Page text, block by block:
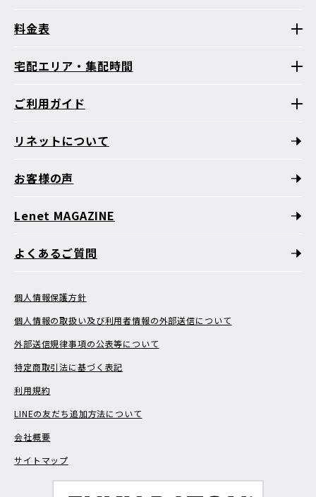
料金表
宅配エリア・集配時間
ご利用ガイド
リネットについて
お客様の声
Lenet MAGAZINE
よくあるご質問
個人情報保護方針
個人情報の取扱い及び利用者情報の外部送信について
外部送信規律事項の公表等について
特定商取引法に基づく表記
利用規約
LINEの友だち追加方法について
会社概要
サイトマップ